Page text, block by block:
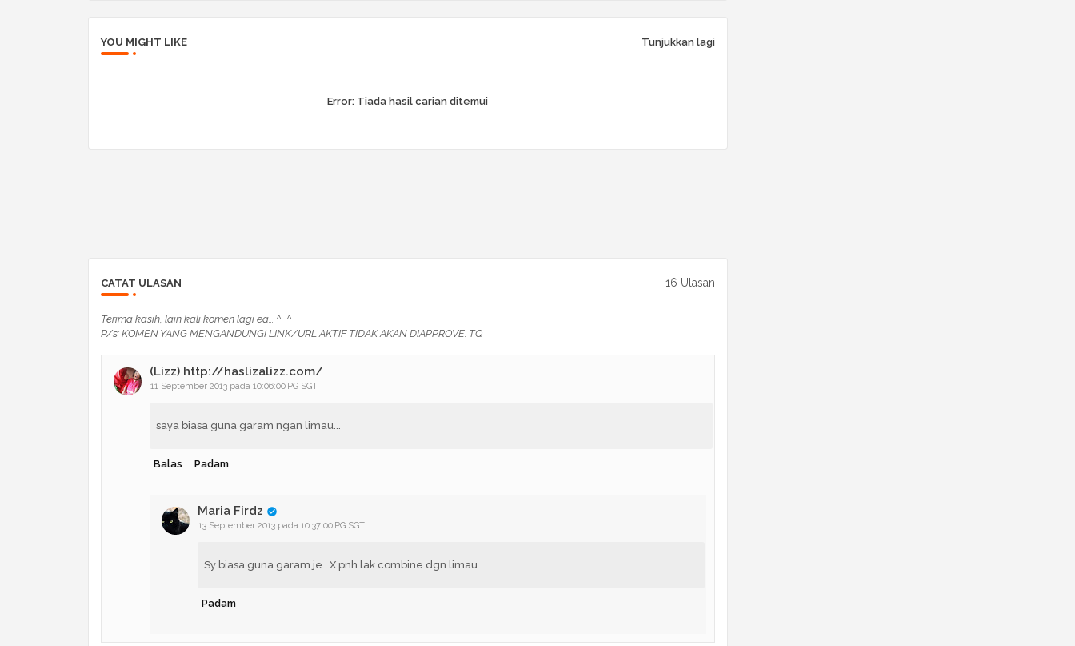
YOU MIGHT LIKE Tunjukkan lagi
Error: Tiada hasil carian ditemui
CATAT ULASAN 16 Ulasan
Terima kasih, lain kali komen lagi ea... ^_^
P/s: KOMEN YANG MENGANDUNGI LINK/URL AKTIF TIDAK AKAN DIAPPROVE. TQ
(Lizz) http://haslizalizz.com/
11 September 2013 pada 10:06:00 PG SGT
saya biasa guna garam ngan limau...
Balas Padam
Maria Firdz
13 September 2013 pada 10:37:00 PG SGT
Sy biasa guna garam je.. X pnh lak combine dgn limau..
Padam